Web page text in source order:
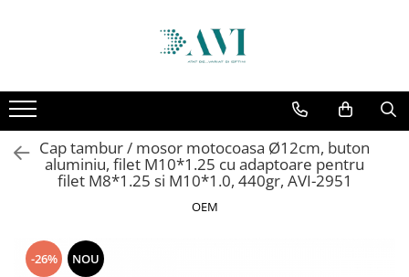
Casa
Accesorii uscatoare rufe
Aparate electrocasnice & accesorii
Aparate si accesorii intretinere
de contact
Perii de par si piepteni
Cap tambur / mosor motocoasa Ø12cm, buton
aluminiu, filet M10*1.25 cu adaptoare pentru
filet M8*1.25 si M10*1.0, 440gr, AVI-2951
OEM
-26% NOU